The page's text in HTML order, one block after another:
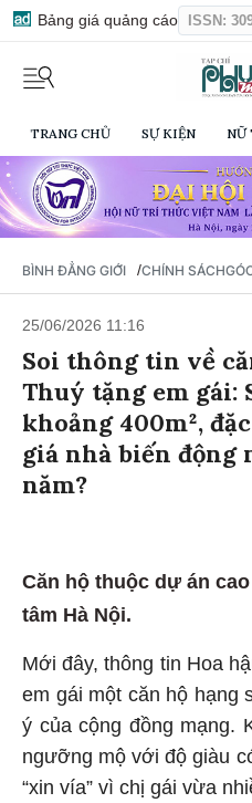
Bảng giá quảng cáo ISSN:
TRANG CHỦ SỰ KIỆN NỮ
BÌNH ĐẲNG GIỚI /CHÍNH SÁCH
25/06/2026 11:16
Soi thông tin về
Thuý tặng em
khoảng 400m²,
giá nhà biến động
năm?
Căn hộ thuộc dự án
tâm Hà Nội.
Mới đây, thông tin Hoa
em gái một căn hộ hạng
ý của cộng đồng mạng.
ngưỡng mộ với độ giàu
“xin vía” vì chị gái vừa